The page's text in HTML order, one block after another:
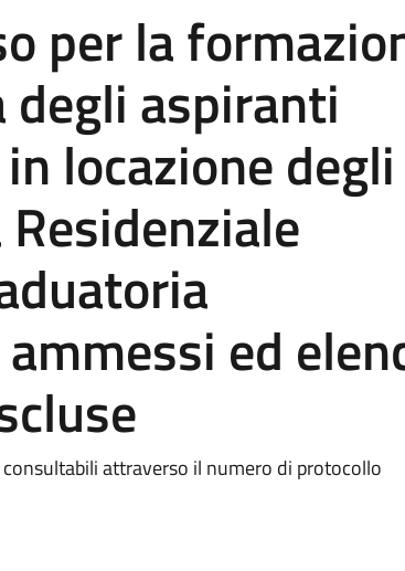
per la
aspiranti
locazione degli
ed
attraverso il numero di protocollo